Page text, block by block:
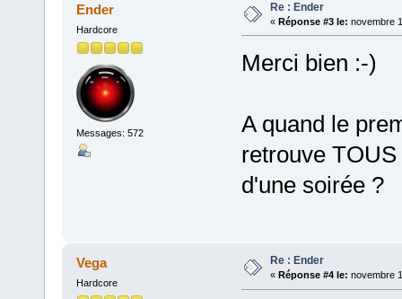
Ender
Hardcore
Messages: 572
Re : Ender
« Réponse #3 le: novembre
Merci bien :-)
A quand le
retrouve
d'une soirée ?
Vega
Hardcore
Re : Ender
« Réponse #4 le: novembre